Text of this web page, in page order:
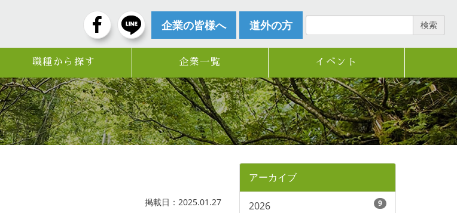
企業の皆様へ 道外の方 検索
職種から探す 企業一覧 イベント
掲載日：2025.01.27
アーカイブ
2026 9